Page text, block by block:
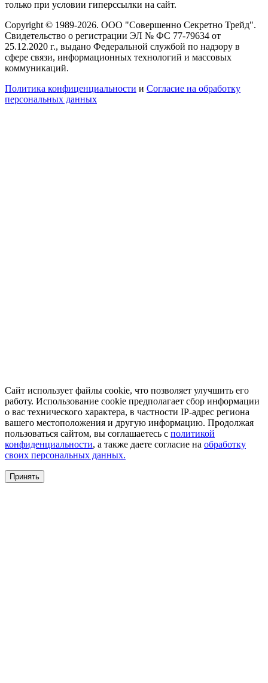
только при условии гиперссылки на сайт.
Copyright © 1989-2026. ООО "Совершенно Секретно Трейд".
Свидетельство о регистрации ЭЛ № ФС 77-79634 от
25.12.2020 г., выдано Федеральной службой по надзору в
сфере связи, информационных технологий и массовых
коммуникаций.
Политика конфиценциальности и Согласие на обработку
персональных данных
Сайт использует файлы cookie, что позволяет улучшить его
работу. Использование cookie предполагает сбор информации
о вас технического характера, в частности IP-адрес региона
вашего местоположения и другую информацию. Продолжая
пользоваться сайтом, вы соглашаетесь с политикой
конфиденциальности, а также даете согласие на обработку
своих персональных данных.
Принять